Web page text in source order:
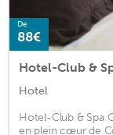
De
88€
Hotel-Club &
Hotel
Hotel-Club & Spa
en plein cœur de